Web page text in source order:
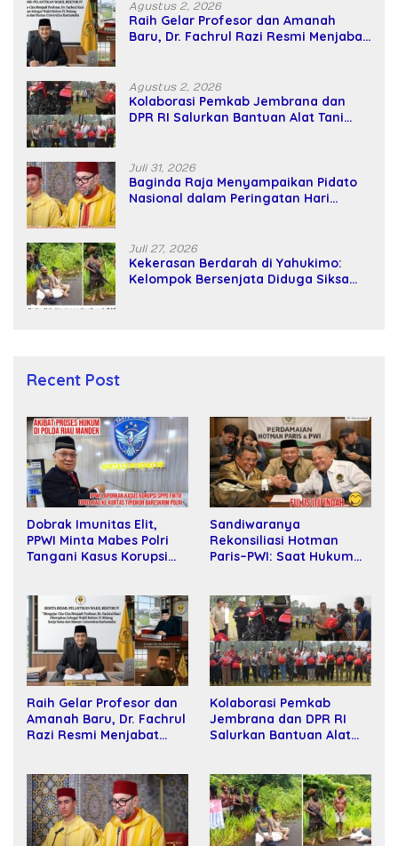
Agustus 2, 2026
Raih Gelar Profesor dan Amanah
Baru, Dr. Fachrul Razi Resmi Menjabat
Agustus 2, 2026
Kolaborasi Pemkab Jembrana dan
DPR RI Salurkan Bantuan Alat Tani
Juli 31, 2026
Baginda Raja Menyampaikan Pidato
Nasional dalam Peringatan Hari
Juli 27, 2026
Kekerasan Berdarah di Yahukimo:
Kelompok Bersenjata Diduga Siksa
Recent Post
Dobrak Imunitas Elit,
PPWI Minta Mabes Polri
Tangani Kasus Korupsi
Sandiwaranya
Rekonsiliasi Hotman
Paris–PWI: Saat Hukum
Raih Gelar Profesor dan
Amanah Baru, Dr. Fachrul
Razi Resmi Menjabat
Kolaborasi Pemkab
Jembrana dan DPR RI
Salurkan Bantuan Alat